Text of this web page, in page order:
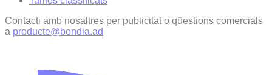
Contacti amb nosaltres per publicitat o qüestions comercials
a producte@bondia.ad